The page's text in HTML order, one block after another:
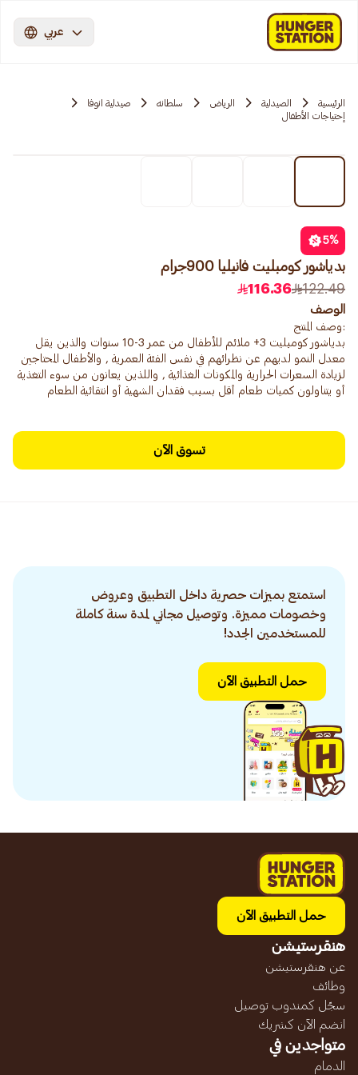
عربي
الرئيسية الصيدلية الرياض سلطانه
صيدلية انوفا
إحتياجات الأطفال
5%
بدياشور كومبليت فانيليا 900جرام
122.49
116.36
الوصف
بدياشور كومبليت 3+ ملائم للأطفال من عمر 3-10 سنوات والذين يقل
معدل النمو لديهم عن نظرائهم في نفس الفئة العمرية , والأطفال المحتاجين
لزيادة السعرات الحرارية والمكونات الغذائية , واللذين يعانون من سوء التغذية
أو يتناولون كميات طعام أقل بسبب فقدان الشهية أو انتقائية الطعام
تسوق الآن
استمتع بميزات حصرية داخل التطبيق وعروض
وخصومات مميزة. وتوصيل مجاني لمدة سنة كاملة
للمستخدمين الجدد!
حمل التطبيق الآن
حمل التطبيق الآن
هنقرستيشن
عن هنقرستيشن
وظائف
سجّل كمندوب توصيل
انضم الآن كشريك
متواجدين في
الدمام